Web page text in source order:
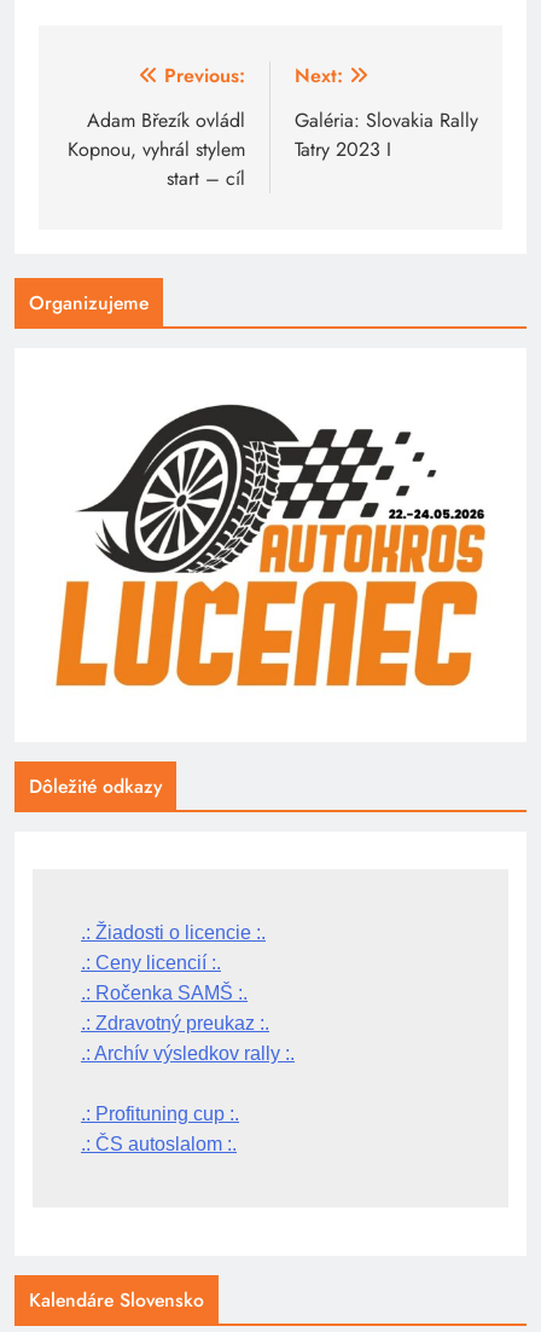
Navigácia
článku
Previous:
Adam Březík ovládl
Kopnou, vyhrál stylem
start – cíl
Next:
Galéria: Slovakia Rally
Tatry 2023 I
Organizujeme
Dôležité odkazy
.: Žiadosti o licencie :.
.: Ceny licencií :.
.: Ročenka SAMŠ :.
.: Zdravotný preukaz :.
.: Archív výsledkov rally :.
.: Profituning cup :.
.: ČS autoslalom :.
Kalendáre Slovensko